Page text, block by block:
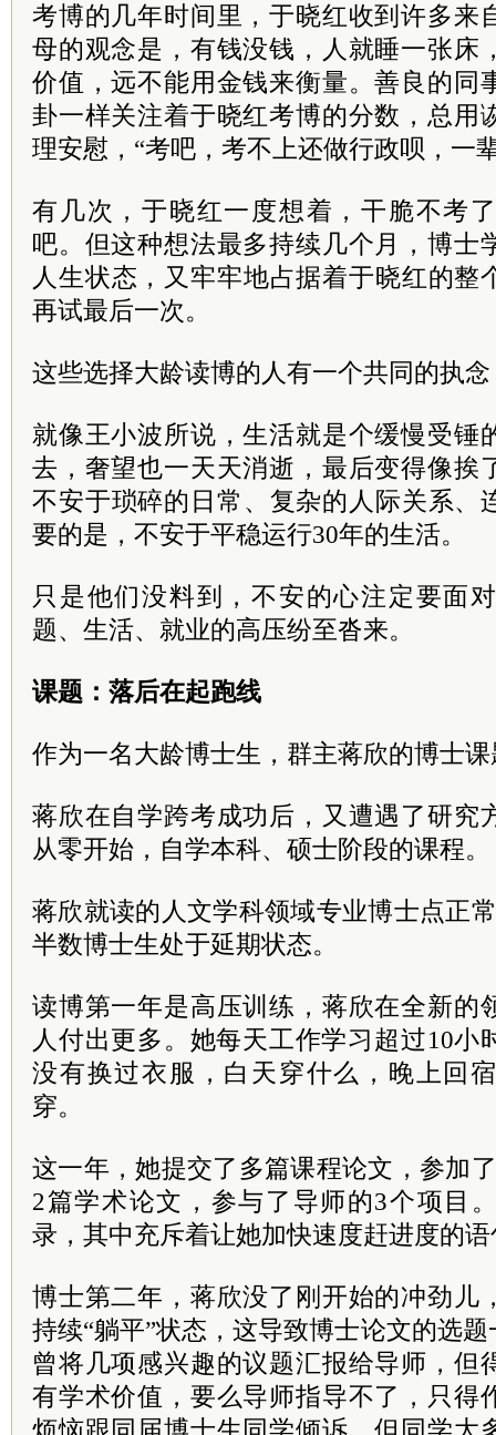
考博的几年时间里，于晓红收到许多来
母的观念是，有钱没钱，人就睡一张床
价值，远不能用金钱来衡量。善良的同
卦一样关注着于晓红考博的分数，总用
理安慰，“考吧，考不上还做行政呗，一
有几次，于晓红一度想着，干脆不考
吧。但这种想法最多持续几个月，博士
人生状态，又牢牢地占据着于晓红的
再试最后一次。
这些选择大龄读博的人有一个共同的执
就像王小波所说，生活就是个缓慢受锤
去，奢望也一天天消逝，最后变得像挨
不安于琐碎的日常、复杂的人际关系
要的是，不安于平稳运行30年的生活。
只是他们没料到，不安的心注定要面
题、生活、就业的高压纷至沓来。
课题：落后在起跑线
作为一名大龄博士生，群主蒋欣的博士
蒋欣在自学跨考成功后，又遭遇了研究
从零开始，自学本科、硕士阶段的课程。
蒋欣就读的人文学科领域专业博士点正
半数博士生处于延期状态。
读博第一年是高压训练，蒋欣在全新的
人付出更多。她每天工作学习超过10小
没有换过衣服，白天穿什么，晚上回
穿。
这一年，她提交了多篇课程论文，参加
2篇学术论文，参与了导师的3个项目
录，其中充斥着让她加快速度赶进度的
博士第二年，蒋欣没了刚开始的冲劲儿
持续“躺平”状态，这导致博士论文的选
曾将几项感兴趣的议题汇报给导师，但
有学术价值，要么导师指导不了，只得